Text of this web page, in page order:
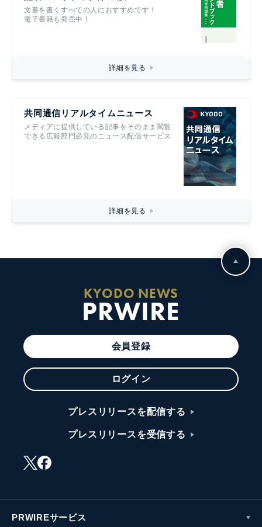
文書を書くすべての人におすすめです！
電子書籍も発売中！
詳細を見る
共同通信リアルタイムニュース
メディアに提供している記事をそのまま閲覧
できる広報部門必見のニュース配信サービス
詳細を見る
KYODO NEWS
PRWIRE
会員登録
ログイン
プレスリリースを配信する
プレスリリースを受信する
PRWIREサービス